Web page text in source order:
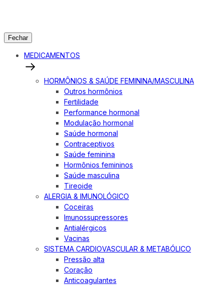
Fechar
MEDICAMENTOS
HORMÔNIOS & SAÚDE FEMININA/MASCULINA
Outros hormônios
Fertilidade
Performance hormonal
Modulação hormonal
Saúde hormonal
Contraceptivos
Saúde feminina
Hormônios femininos
Saúde masculina
Tireoide
ALERGIA & IMUNOLÓGICO
Coceiras
Imunossupressores
Antialérgicos
Vacinas
SISTEMA CARDIOVASCULAR & METABÓLICO
Pressão alta
Coração
Anticoagulantes